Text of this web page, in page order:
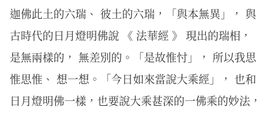
迦佛此土的六瑞、 彼土的六瑞，「與本無異」， 與
古時代的日月燈明佛說 《 法華經 》 現出的瑞相，
是無兩樣的， 無差別的。「是故惟忖」， 所以我思
惟思惟、 想一想。「今日如來當說大乘經」， 也和
日月燈明佛一樣，也要說大乘甚深的一佛乘的妙法，